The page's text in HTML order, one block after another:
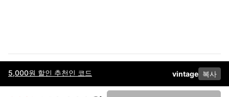
5,000원 할인 추천인 코드 vintage 복사
이용약관고객센터판매개인정보 처리방침사업자 정보다운로드